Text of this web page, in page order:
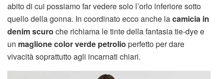
abito di cui possiamo far vedere solo l’orlo inferiore sotto
quello della gonna. In coordinato ecco anche lacamicia in
denim scuro che richiama le tinte della fantasia tie-dye e
un maglione color verde petrolio perfetto per dare
vivacità soprattutto agli incarnati chiari.